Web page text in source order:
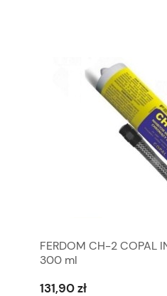
FERDOM CH-2 COPAL
300 ml
131,90 zł